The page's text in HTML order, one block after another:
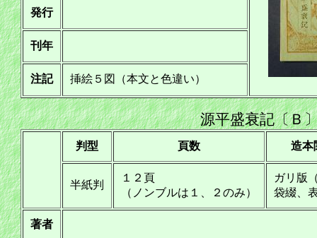
発行
刊年
注記 挿絵５図（本文と色違い）
源平盛衰記〔Ｂ
判型 頁数 造本
半紙判
１２頁
（ノンブルは１、２のみ）
ガリ版
袋綴、
著者